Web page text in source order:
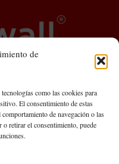
de
como las cookies para
El consentimiento de estas
de navegación o las
retirar el consentimiento, puede
Offices